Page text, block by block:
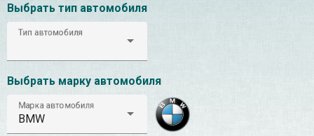
Выбрать тип автомобиля
Тип автомобиля
Выбрать марку автомобиля
Марка автомобиля
BMW